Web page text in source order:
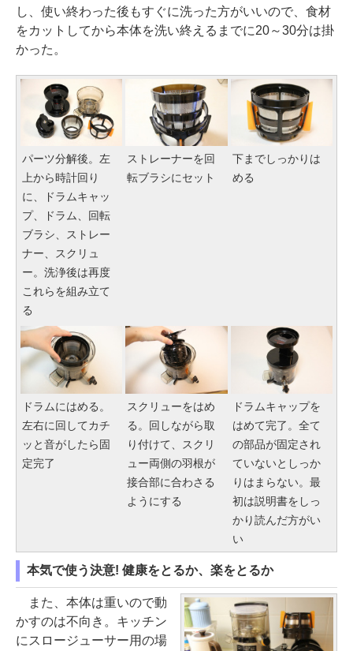
し、使い終わった後もすぐに洗った方がいいので、食材
をカットしてから本体を洗い終えるまでに20～30分は掛
かった。
パーツ分解後。左
上から時計回り
に、ドラムキャッ
プ、ドラム、回転
ブラシ、ストレー
ナー、スクリュ
ー。洗浄後は再度
これらを組み立て
る
ストレーナーを回
転ブラシにセット
下までしっかりは
める
ドラムにはめる。
左右に回してカチ
ッと音がしたら固
定完了
スクリューをはめ
る。回しながら取
り付けて、スクリ
ュー両側の羽根が
接合部に合わさる
ようにする
ドラムキャップを
はめて完了。全て
の部品が固定され
ていないとしっか
りはまらない。最
初は説明書をしっ
かり読んだ方がい
い
本気で使う決意! 健康をとるか、楽をとるか
また、本体は重いので動
かすのは不向き。キッチン
にスロージューサー用の場